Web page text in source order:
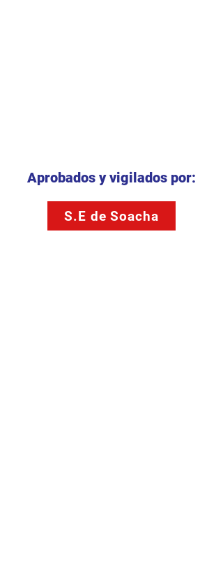
Aprobados y vigilados por:
S.E de Soacha